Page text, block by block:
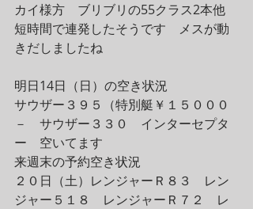
カイ様方　ブリブリの55クラス2本他
短時間で連発したそうです　メスが動
きだしましたね
明日14日（日）の空き状況
サウザー３９５（特別艇￥１５０００
－　サウザー３３０　インターセプタ
ー　空いてます
来週末の予約空き状況
２０日（土）レンジャーＲ８３　レン
ジャー５１８　レンジャーＲ７２　レ